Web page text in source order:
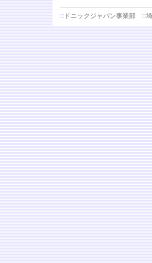
□ ドニックジャパン事業部 □